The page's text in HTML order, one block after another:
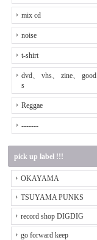
mix cd
noise
t-shirt
dvd、 vhs、 zine、 good
s
Reggae
-------
pick up label !!!
OKAYAMA
TSUYAMA PUNKS
record shop DIGDIG
go forward keep